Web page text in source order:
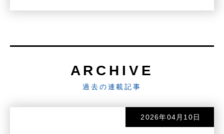
ARCHIVE
過去の連載記事
2026年04月10日